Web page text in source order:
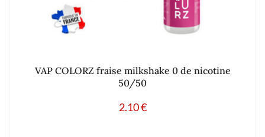
VAP COLORZ fraise milkshake 0 de nicotine
2.10€
Ajouter à mes produits favoris